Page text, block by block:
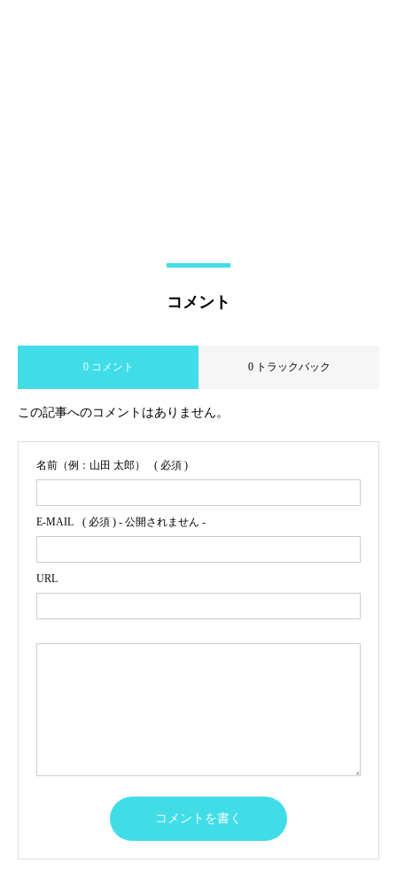
コメント
0 コメント 0 トラックバック
この記事へのコメントはありません。
名前（例：山田 太郎） ( 必須 )
E-MAIL ( 必須 ) - 公開されません -
URL